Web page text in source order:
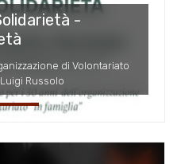
-
di Volontariato
Russolo